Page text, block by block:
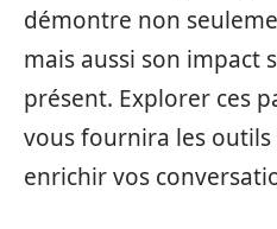
démontre non
mais aussi son impact
présent. Explorer ces
vous fournira les outils
enrichir vos